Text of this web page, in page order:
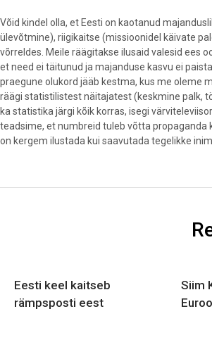
Võid kindel olla, et Eesti on kaotanud
ülevõtmine), riigikaitse (missioonidel käivate
võrreldes. Meile räägitakse ilusaid valesid ees
et need ei täitunud ja majanduse kasvu ei
praegune olukord jääb kestma, kus me oleme
räägi statistilistest näitajatest (keskmine palk,
ka statistika järgi kõik korras, isegi
teadsime, et numbreid tuleb võtta
on kergem ilustada kui saavutada tegelikke
Eesti keel kaitseb
rämpsposti eest
Siim